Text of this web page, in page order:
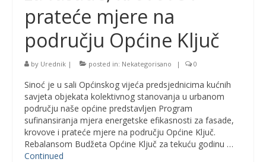
prateće mjere na
području Općine Ključ
by Urednik | posted in: Nekategorisano | 0
Sinoć je u sali Općinskog vijeća predsjednicima kućnih
savjeta objekata kolektivnog stanovanja u urbanom
području naše općine predstavljen Program
sufinansiranja mjera energetske efikasnosti za fasade,
krovove i prateće mjere na području Općine Ključ.
Rebalansom Budžeta Općine Ključ za tekuću godinu …
Continued